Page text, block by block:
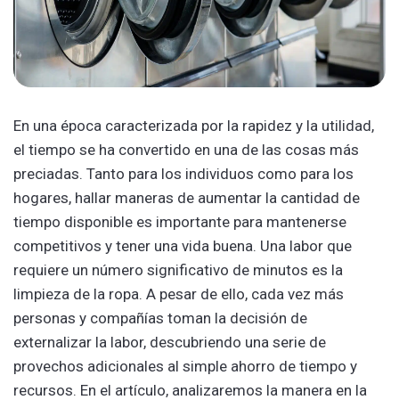
En una época caracterizada por la rapidez y la utilidad,
el tiempo se ha convertido en una de las cosas más
preciadas. Tanto para los individuos como para los
hogares, hallar maneras de aumentar la cantidad de
tiempo disponible es importante para mantenerse
competitivos y tener una vida buena. Una labor que
requiere un número significativo de minutos es la
limpieza de la ropa. A pesar de ello, cada vez más
personas y compañías toman la decisión de
externalizar la labor, descubriendo una serie de
provechos adicionales al simple ahorro de tiempo y
recursos. En el artículo, analizaremos la manera en la